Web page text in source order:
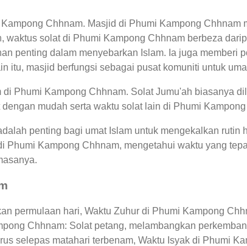
Chhnam. Masjid di Phumi Kampong Chhnam
solat di Phumi Kampong Chhnam berbeza
penting dalam menyebarkan Islam. Ia juga memberi
itu, masjid berfungsi sebagai pusat komuniti untuk
Phumi Kampong Chhnam. Solat Jumu'ah biasanya
mudah serta waktu solat lain di Phumi
penting bagi umat Islam untuk mengekalkan rutin
Kampong Chhnam, mengetahui waktu yang
permulaan hari, Waktu Zuhur di Phumi Kampong
Chhnam: Solat petang, melambangkan
selepas matahari terbenam, Waktu Isyak di Phumi